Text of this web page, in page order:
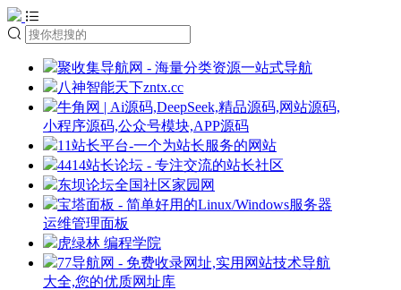
聚收集导航网 - 海量分类资源一站式导航
八神智能天下zntx.cc
牛角网 | Ai源码,DeepSeek,精品源码,网站源码,
小程序源码,公众号模块,APP源码
11站长平台-一个为站长服务的网站
4414站长论坛 - 专注交流的站长社区
东坝论坛全国社区家园网
宝塔面板 - 简单好用的Linux/Windows服务器
运维管理面板
虎绿林 编程学院
77导航网 - 免费收录网址,实用网站技术导航
大全,您的优质网址库